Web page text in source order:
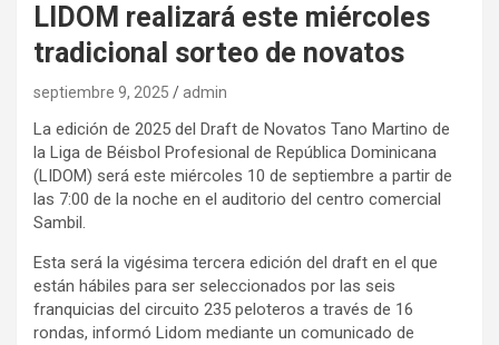
LIDOM realizará este miércoles
tradicional sorteo de novatos
septiembre 9, 2025 admin
La edición de 2025 del Draft de Novatos Tano Martino de
la Liga de Béisbol Profesional de República Dominicana
(LIDOM) será este miércoles 10 de septiembre a partir de
las 7:00 de la noche en el auditorio del centro comercial
Sambil.
Esta será la vigésima tercera edición del draft en el que
están hábiles para ser seleccionados por las seis
franquicias del circuito 235 peloteros a través de 16
rondas, informó Lidom mediante un comunicado de